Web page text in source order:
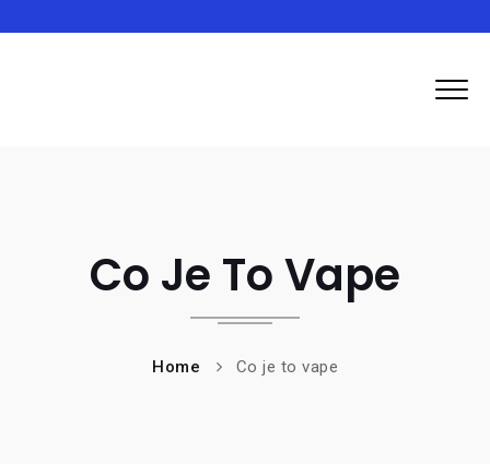
Co Je To Vape
Home Co je to vape